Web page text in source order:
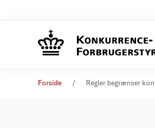
Forside Regler begrænser